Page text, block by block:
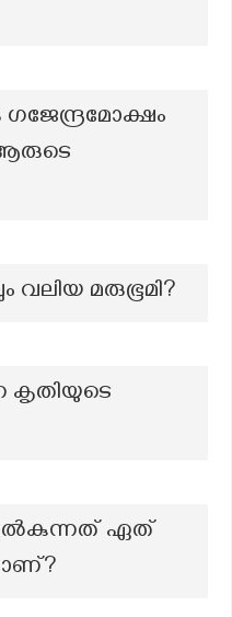
ആരുടെ
വലിയ മരുഭൂമി?
കൃതിയുടെ
ഏത്